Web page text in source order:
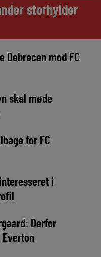
storhylder
Debrecen mod FC
skal møde
for FC
i
Derfor